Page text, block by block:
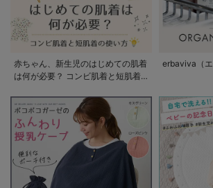
赤ちゃん、新生児のはじめての肌着
は何が必要？ コンビ肌着と短肌着
erbaviva（エ